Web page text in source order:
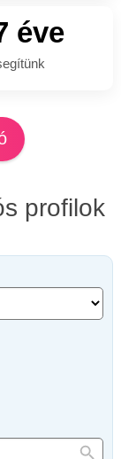
éve
profilok